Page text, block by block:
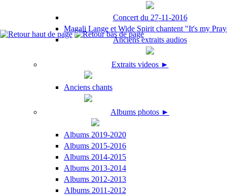
Concert du 27-11-2016
Magali Lange et Wide Spirit chantent "It's my
Anciens extraits audios
Extraits videos ►
Anciens chants
Albums photos ►
Albums 2019-2020
Albums 2015-2016
Albums 2014-2015
Albums 2013-2014
Albums 2012-2013
Albums 2011-2012